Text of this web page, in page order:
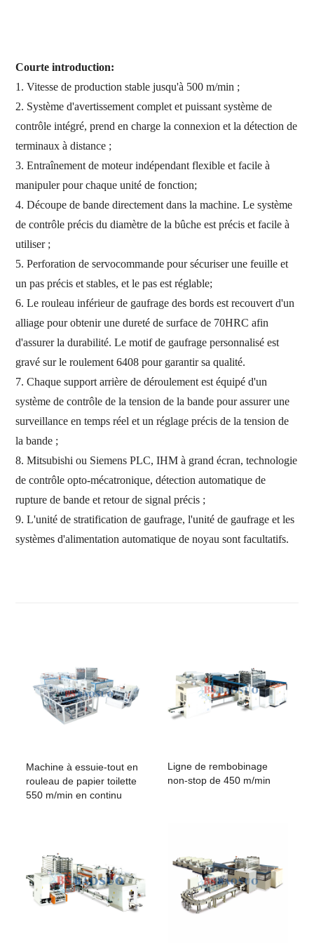
Courte introduction:
1. Vitesse de production stable jusqu'à 500 m/min ;
2. Système d'avertissement complet et puissant système de
contrôle intégré, prend en charge la connexion et la détection de
terminaux à distance ;
3. Entraînement de moteur indépendant flexible et facile à
manipuler pour chaque unité de fonction;
4. Découpe de bande directement dans la machine. Le système
de contrôle précis du diamètre de la bûche est précis et facile à
utiliser ;
5. Perforation de servocommande pour sécuriser une feuille et
un pas précis et stables, et le pas est réglable;
6. Le rouleau inférieur de gaufrage des bords est recouvert d'un
alliage pour obtenir une dureté de surface de 70HRC afin
d'assurer la durabilité. Le motif de gaufrage personnalisé est
gravé sur le roulement 6408 pour garantir sa qualité.
7. Chaque support arrière de déroulement est équipé d'un
système de contrôle de la tension de la bande pour assurer une
surveillance en temps réel et un réglage précis de la tension de
la bande ;
8. Mitsubishi ou Siemens PLC, IHM à grand écran, technologie
de contrôle opto-mécatronique, détection automatique de
rupture de bande et retour de signal précis ;
9. L'unité de stratification de gaufrage, l'unité de gaufrage et les
systèmes d'alimentation automatique de noyau sont facultatifs.
Machine à essuie-tout en
rouleau de papier toilette
550 m/min en continu
Ligne de rembobinage
non-stop de 450 m/min